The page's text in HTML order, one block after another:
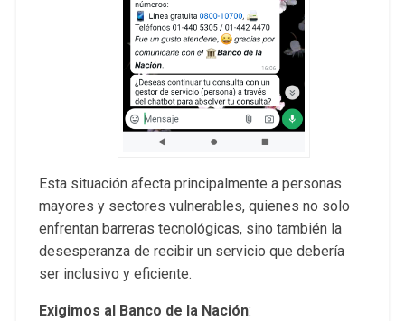
Esta situación afecta principalmente a personas
mayores y sectores vulnerables, quienes no solo
enfrentan barreras tecnológicas, sino también la
desesperanza de recibir un servicio que debería
ser inclusivo y eficiente.
Exigimos al Banco de la Nación: